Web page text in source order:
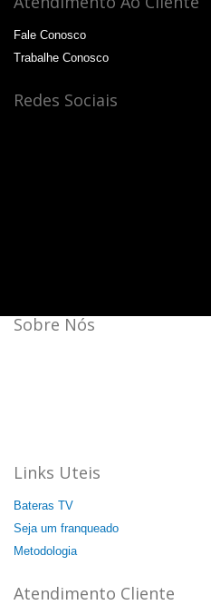
Fale Conosco
Trabalhe Conosco
Redes Sociais
Sobre Nós
Links Uteis
Bateras TV
Seja um franqueado
Metodologia
Atendimento Cliente